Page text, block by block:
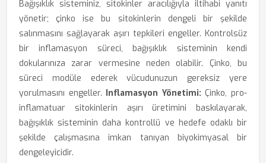
Bağışıklık sisteminiz, sitokinler aracılığıyla iltihabi yanıtı
yönetir; çinko ise bu sitokinlerin dengeli bir şekilde
salınmasını sağlayarak aşırı tepkileri engeller. Kontrolsüz
bir inflamasyon süreci, bağışıklık sisteminin kendi
dokularınıza zarar vermesine neden olabilir. Çinko, bu
süreci modüle ederek vücudunuzun gereksiz yere
yorulmasını engeller. Inflamasyon Yönetimi: Çinko, pro-
inflamatuar sitokinlerin aşırı üretimini baskılayarak,
bağışıklık sisteminin daha kontrollü ve hedefe odaklı bir
şekilde çalışmasına imkan tanıyan biyokimyasal bir
dengeleyicidir.